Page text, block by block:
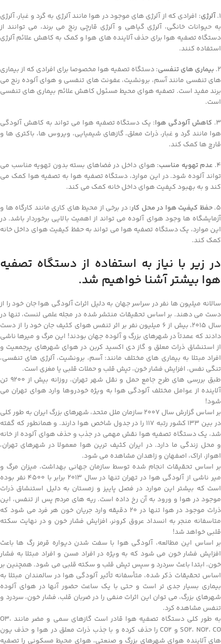
1. آلرژی: افرادی که از آلرژی های موجود در هوا مانند آلرژی به گرد و غبار، آلرژی
به حیوانات خانگی، آلرژی گیاهی و آلرژی قارچی رنج می برند، می توانند از
دستگاه تصفیه هوا برای حذف آلاینده های هوا و کمک به کاهش علائم آلرژی
استفاده کنند.
2. بیماری های تنفسی: دستگاه تصفیه هوا مخصوصا برای افرادی که از بیماری
های تنفسی مانند آسم، برونشیت، عفونت های تنفسی و هوای آلوده رنج می
برند مفید است. تصفیه هوای محیط مسئول کاهش علائم بیماری های تنفسی
است.
3. کاهش آلودگی هوا: یک دستگاه تصفیه هوا می تواند به کاهش آلودگی
هوا مانند گرد و غبار، ذرات معلق، گازهای شیمیایی، ویروس ها، باکتری ها و
قارچ ها کمک کند.
4. عدم تهویه مناسب: هوای داخل در فضاهای بسته بدون تهویه مناسب می
تواند آلوده شود. در این موارد، دستگاه تصفیه هوا به تصفیه هوا کمک می
کند و به بهبود کیفیت هوای داخل خانه کمک می کند.
5. حفظ کیفیت هوا در محل کار: در برخی از محیط های کاری مانند کارگاه ها و
آزمایشگاه ها وجود هوای آلوده می تواند از اهمیت بالایی برخوردار باشد. در
این موارد، یک دستگاه تصفیه هوا می تواند به حفظ کیفیت هوای داخل خانه
کمک کند.
در زیر با نیاز به استفاده از دستگاه تصفیه
هوا بیشتر آشنا خواهیم شد.
سالانه میلیون ها نفر در سراسر جهان به دلیل اثرات آلودگی هوا جان خود را از
دست می دهند. بر اساس تحقیقات منتشر شده در مجله علمی لنست، تنها در
سال 2015، بیش از 6 میلیون نفر بر اثر تنفس هوای کثیف جان خود را از دست
دادند که عمدتاً در شهرهای بزرگ و آلوده جهان بودند! این مرگ و میرها ناشی
از استنشاق ذرات معلق و گاز دی اکسید کربن در هوای شهرهای پرجمعیت و
افراد مبتلا به بیماری های مختلف مانند: آسم، برونشیت، آلرژی های تنفسی،
تنگی نفس، افزایش فشار خون، تپش قلب و حملات قلبی یا مغزی است.
طبق بررسی های طرح جامع حمل و نقل شهر تهران، روزانه بیش از 9200 تن
آلاینده از عوامل مختلف آلودگی هوا به ویژه خودروها وارد هوای تهران می
شود!
بر اساس گزارش سال 2007 سازمان ملل متحد، شهرهای بزرگ ایران به طور کلی
در بین 133 کشور رتبه 117 را در جدول شاخص هوا دارند. و همانطور که گفته
شد، یک دستگاه تصفیه هوا نقش مهمی در جذب و حذف هوای آلوده از خانه
و محل زندگی ما دارد. در ایران کثیف ترین هوا معمولا در شهرهای تهران،
اهواز، اراک، اصفهان و زاهدان مشاهده می شود.
بر اساس تحقیقات انجام شده توسط سازمان جهانی بهداشت، میزان مرگ و
میر ناشی از آلودگی هوا در تهران تنها در سال 2013 برابر با 4500 نفر بوده
است که بیشتر این موارد در فصل پاییز و زمستان به دلیل استنشاق ذرات
موجود در هوا و ورود به آن رخ داده است. ریه های مردم پس از تنفس، این
ذرات موجود در هوا تنها در 20 دقیقه وارد جریان خون هر فرد می شود که
متاسفانه منجر به انسداد عروق کرونر، افزایش فشار خون و در نهایت سکته
قلبی خواهد شد!
بر اساس این مطالعه، آلودگی هوا با سفت شدن دیواره قرمز رگ ها باعث
افزایش فشار خون می شود که به ویژه در افراد مسن و افراد مبتلا به فشار
خون، ابتدا باعث سردرد و سپس تپش قلب و سکته قلبی می شود. همچنین بر
اساس تحقیقات ذکر شده، متأسفانه تأثیر آلودگی هوا در سالمندان مبتلا به
بیماری بسیار جدی تر است و حتی با یک ساعت حضور آنها در هوای آلوده
شهرهای بزرگ، می توان این اثرات منفی را در ضربان قلب، فشار خون، سردرد و
تنفس مشاهده کرد.
به طور کلی دستگاه تصفیه هوا قادر است گازهای سمی و مضر مانند O3،
SO2، NO2، CO و CO2 را حذف کرده و با جذب ذرات معلق در هوا و حذف یون
های آلاینده هوای شهرهای بزرگ و صنعتی، هوای محیط مسکونی را تصفیه